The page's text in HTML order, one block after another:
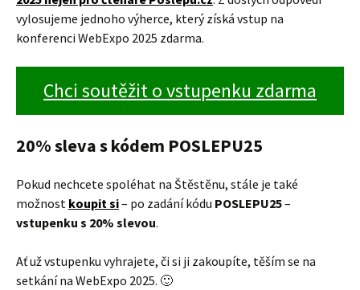
vylosujeme jednoho výherce, který získá vstup na
konferenci WebExpo 2025 zdarma.
Chci soutěžit o vstupenku zdarma
20% sleva s kódem POSLEPU25
Pokud nechcete spoléhat na Štěstěnu, stále je také
možnost koupit si– po zadání kódu POSLEPU25–
vstupenku s 20% slevou.
Ať už vstupenku vyhrajete, či si ji zakoupíte, těším se na
setkání na WebExpo 2025. 🙂